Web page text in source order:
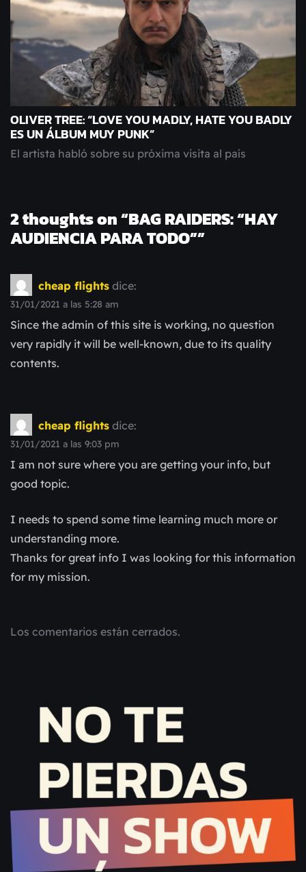
OLIVER TREE: “LOVE YOU MADLY, HATE YOU BADLY
ES UN ÁLBUM MUY PUNK”
El artista habló sobre su próxima visita al país
2 thoughts on “BAG RAIDERS: “HAY
AUDIENCIA PARA TODO””
cheap flights dice:
31/01/2021 a las 5:28 am
Since the admin of this site is working, no question
very rapidly it will be well-known, due to its quality
contents.
cheap flights dice:
31/01/2021 a las 9:03 pm
I am not sure where you are getting your info, but
good topic.
I needs to spend some time learning much more or
understanding more.
Thanks for great info I was looking for this information
for my mission.
Los comentarios están cerrados.